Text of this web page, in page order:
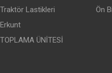
Traktör Lastikleri
Erkunt
TOPLAMA ÜNİTESİ
Ön